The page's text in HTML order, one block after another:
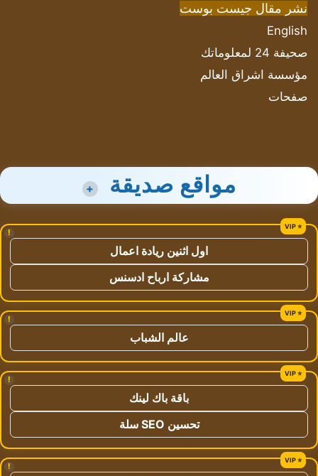
نشر مقال جيست بوست
English
صحيفة 24 لمعلوماتك
مؤسسة اشراق العالم
صفحات
مواقع صديقة +
!
اول اثنين ريادة اعمال
مشاركة ارباح ادسنس
!
عالم الشباب
!
باقة باك لينك
تحسين SEO سلة
!